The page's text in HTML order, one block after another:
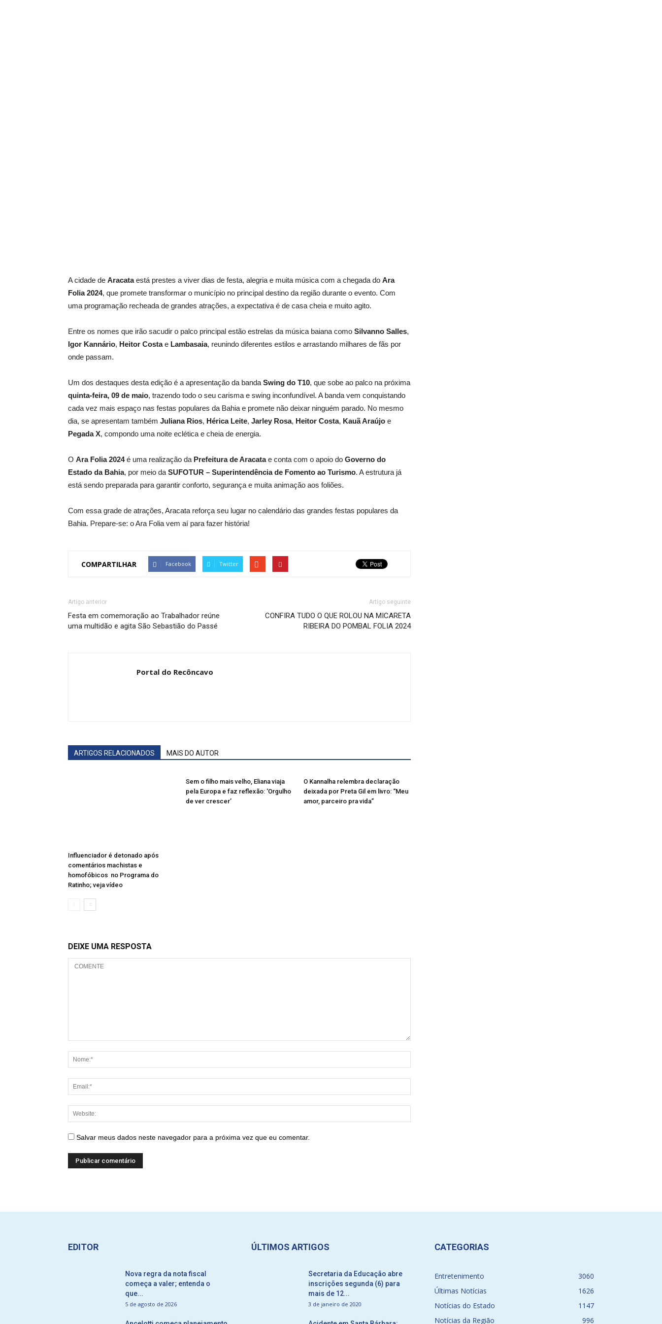
A cidade de Aracataestá prestes a viver dias de festa, alegria e muita música com a chegada do Ara
Folia 2024, que promete transformar o município no principal destino da região durante o evento. Com
uma programação recheada de grandes atrações, a expectativa é de casa cheia e muito agito.
Entre os nomes que irão sacudir o palco principal estão estrelas da música baiana como Silvanno Salles,
Igor Kannário, Heitor Costae Lambasaia, reunindo diferentes estilos e arrastando milhares de fãs por
onde passam.
Um dos destaques desta edição é a apresentação da banda Swing do T10, que sobe ao palco na próxima
quinta-feira, 09 de maio, trazendo todo o seu carisma e swing inconfundível. A banda vem conquistando
cada vez mais espaço nas festas populares da Bahia e promete não deixar ninguém parado. No mesmo
dia, se apresentam também Juliana Rios, Hérica Leite, Jarley Rosa, Heitor Costa, Kauã Araújo e
Pegada X, compondo uma noite eclética e cheia de energia.
O Ara Folia 2024é uma realização da Prefeitura de Aracatae conta com o apoio do Governo do
Estado da Bahia, por meio da SUFOTUR – Superintendência de Fomento ao Turismo. A estrutura já
está sendo preparada para garantir conforto, segurança e muita animação aos foliões.
Com essa grade de atrações, Aracata reforça seu lugar no calendário das grandes festas populares da
Bahia. Prepare-se: o Ara Folia vem aí para fazer história!
COMPARTILHAR Facebook Twitter
Artigo anterior
Festa em comemoração ao Trabalhador reúne
uma multidão e agita São Sebastião do Passé
Artigo seguinte
CONFIRA TUDO O QUE ROLOU NA MICARETA
RIBEIRA DO POMBAL FOLIA 2024
Portal do Recôncavo
ARTIGOS RELACIONADOS MAIS DO AUTOR
Influenciador é detonado após
comentários machistas e
homofóbicos no Programa do
Ratinho; veja vídeo
Sem o filho mais velho, Eliana viaja
pela Europa e faz reflexão: ‘Orgulho
de ver crescer’
O Kannalha relembra declaração
deixada por Preta Gil em livro: “Meu
amor, parceiro pra vida”
DEIXE UMA RESPOSTA
Salvar meus dados neste navegador para a próxima vez que eu comentar.
EDITOR
Nova regra da nota fiscal
começa a valer; entenda o
que...
5 de agosto de 2026
ÚLTIMOS ARTIGOS
Secretaria da Educação abre
inscrições segunda (6) para
mais de 12...
3 de janeiro de 2020
CATEGORIAS
Entretenimento
3060
Últimas Notícias
1626
Notícias do Estado
1147
Notícias da Região
996